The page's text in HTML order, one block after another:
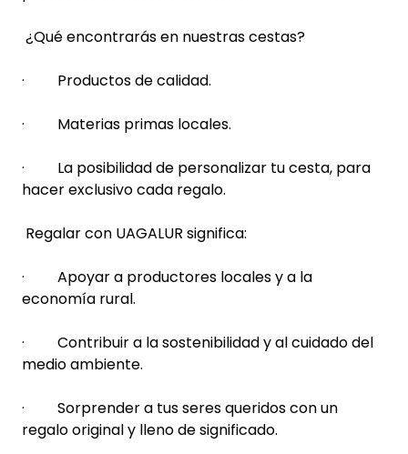
¿Qué encontrarás en nuestras cestas?
· Productos de calidad.
· Materias primas locales.
· La posibilidad de personalizar tu cesta, para
hacer exclusivo cada regalo.
Regalar con UAGALUR significa:
· Apoyar a productores locales y a la
economía rural.
· Contribuir a la sostenibilidad y al cuidado del
medio ambiente.
· Sorprender a tus seres queridos con un
regalo original y lleno de significado.